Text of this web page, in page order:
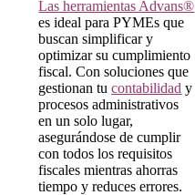
Las herramientas Advans®
es ideal para PYMEs que
buscan simplificar y
optimizar su cumplimiento
fiscal. Con soluciones que
gestionan tucontabilidad y
procesos administrativos
en un solo lugar,
asegurándose de cumplir
con todos los requisitos
fiscales mientras ahorras
tiempo y reduces errores.